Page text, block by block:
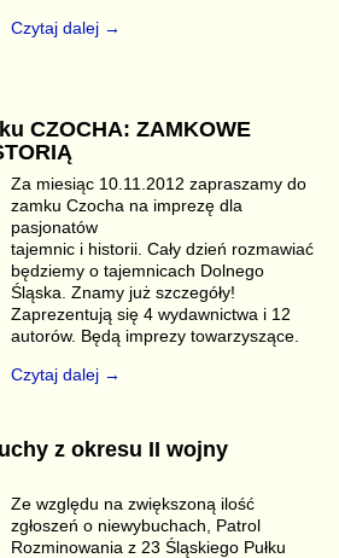
Czytaj dalej →
CZOCHA: ZAMKOWE
Za miesiąc 10.11.2012 zapraszamy do
zamku Czocha na imprezę dla
pasjonatów
tajemnic i historii. Cały dzień rozmawiać
będziemy o tajemnicach Dolnego
Śląska. Znamy już szczegóły!
Zaprezentują się 4 wydawnictwa i 12
autorów. Będą imprezy towarzyszące.
Czytaj dalej →
z okresu II wojny
Ze względu na zwiększoną ilość
zgłoszeń o niewybuchach, Patrol
Rozminowania z 23 Śląskiego Pułku